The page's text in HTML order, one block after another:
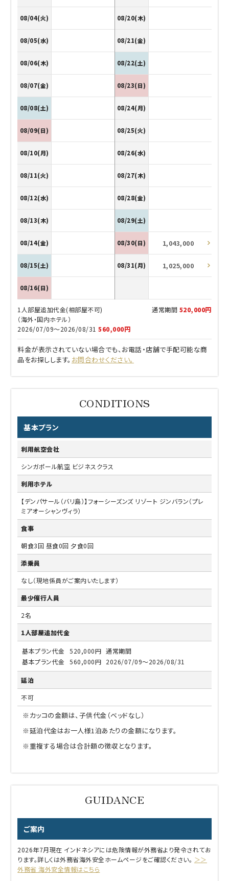
基本プラン
利用航空会社
シンガポール航空 ビジネスクラス
利用ホテル
【デンパサール（バリ島）】フォーシーズンズ リゾート ジンバラン（プレ
ミアオーシャンヴィラ）
食事
朝食3回 昼食0回 夕食0回
添乗員
なし（現地係員がご案内いたします）
最少催行人員
2名
1人部屋追加代金
基本プラン代金 520,000円 通常期間
基本プラン代金
560,000円 2026/07/09～2026/08/31
延泊
不可
※カッコの金額は、子供代金（ベッドなし）
※延泊代金はお一人様1泊あたりの金額になります。
※重複する場合は合計額の徴収となります。
08/04(火)
08/05(水)
08/06(木)
08/07(金)
08/08(土)
08/09(日)
08/10(月)
08/11(火)
08/12(水)
08/13(木)
08/14(金)
08/15(土)
08/16(日)
08/20(木)
08/21(金)
08/22(土)
08/23(日)
08/24(月)
08/25(火)
08/26(水)
08/27(木)
08/28(金)
08/29(土)
08/30(日) 1,043,000
08/31(月) 1,025,000
1人部屋追加代金(相部屋不可)
（海外・国内ホテル）
通常期間 520,000円
2026/07/09～2026/08/31 560,000円
料金が表示されていない場合でも、お電話・店舗で手配可能な商
品をお探しします。 お問合わせください。
ご案内
2026年7月現在 インドネシアには危険情報が外務省より発令されてお
ります。詳しくは外務省海外安全ホームページをご確認ください。 ＞＞
外務省 海外安全情報はこちら